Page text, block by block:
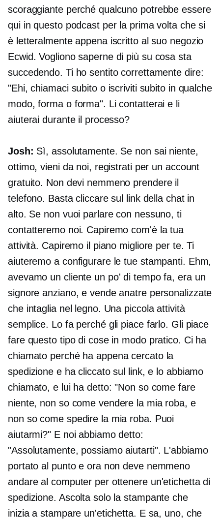
scoraggiante perché qualcuno potrebbe essere
qui in questo podcast per la prima volta che si
è letteralmente appena iscritto al suo negozio
Ecwid. Vogliono saperne di più su cosa sta
succedendo. Ti ho sentito correttamente dire:
"Ehi, chiamaci subito o iscriviti subito in qualche
modo, forma o forma". Li contatterai e li
aiuterai durante il processo?
Josh: Sì, assolutamente. Se non sai niente,
ottimo, vieni da noi, registrati per un account
gratuito. Non devi nemmeno prendere il
telefono. Basta cliccare sul link della chat in
alto. Se non vuoi parlare con nessuno, ti
contatteremo noi. Capiremo com'è la tua
attività. Capiremo il piano migliore per te. Ti
aiuteremo a configurare le tue stampanti. Ehm,
avevamo un cliente un po' di tempo fa, era un
signore anziano, e vende anatre personalizzate
che intaglia nel legno. Una piccola attività
semplice. Lo fa perché gli piace farlo. Gli piace
fare questo tipo di cose in modo pratico. Ci ha
chiamato perché ha appena cercato la
spedizione e ha cliccato sul link, e lo abbiamo
chiamato, e lui ha detto: "Non so come fare
niente, non so come vendere la mia roba, e
non so come spedire la mia roba. Puoi
aiutarmi?" E noi abbiamo detto:
"Assolutamente, possiamo aiutarti". L'abbiamo
portato al punto e ora non deve nemmeno
andare al computer per ottenere un'etichetta di
spedizione. Ascolta solo la stampante che
inizia a stampare un'etichetta. E sa, uno, che